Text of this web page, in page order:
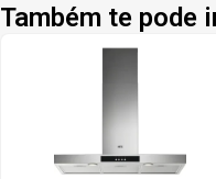
Também te pode